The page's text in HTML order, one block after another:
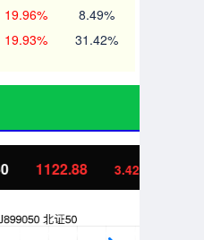
19.96% 8.49%
19.93% 31.42%
3.42 0.30%